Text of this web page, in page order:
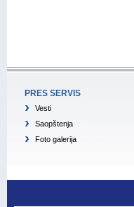
PRES SERVIS
Vesti
Saopštenja
Foto galerija